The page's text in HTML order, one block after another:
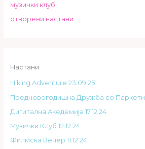
музички клуб
отворени настани
Настани
Hiking Adventure 23.09.25
Предновогодишна Дружба со Паркети
Дигитална Акедемија 17.12.24
Музички Клуб 12.12.24
Филмска Вечер 11.12.24